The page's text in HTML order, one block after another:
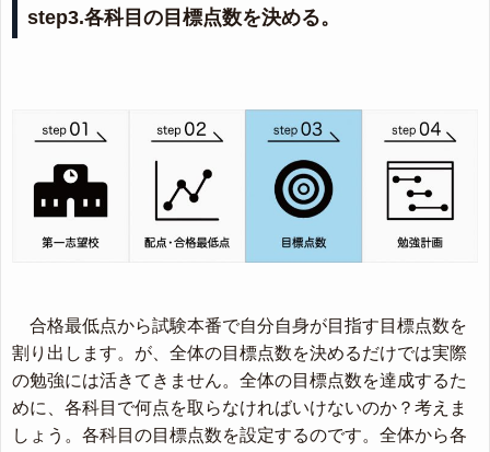
step3.各科目の目標点数を決める。
合格最低点から試験本番で自分自身が目指す目標点数を
割り出します。が、全体の目標点数を決めるだけでは実際
の勉強には活きてきません。全体の目標点数を達成するた
めに、各科目で何点を取らなければいけないのか？考えま
しょう。各科目の目標点数を設定するのです。全体から各